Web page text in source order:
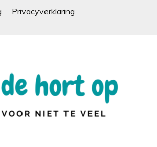
Privacyverklaring